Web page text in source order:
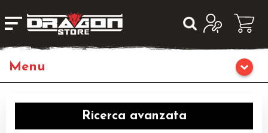
Giochi di Ruolo
Ricerca avanzata